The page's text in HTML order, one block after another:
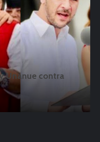
Unánue contra